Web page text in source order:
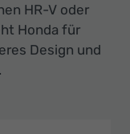
HR-V oder
Honda für
Design und